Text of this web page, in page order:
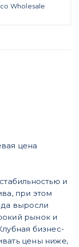
Wholesale
цена
и
при этом
выросли
рынок и
бизнес-
цены ниже,